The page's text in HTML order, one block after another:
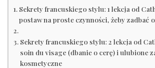
Sekrety francuskiego stylu: 1 lekcja od
postaw na proste czynności, żeby zadbać
Sekrety francuskiego stylu: 2 lekcja od
soin du visage (dbanie o cerę) i ulubione
kosmetyczne